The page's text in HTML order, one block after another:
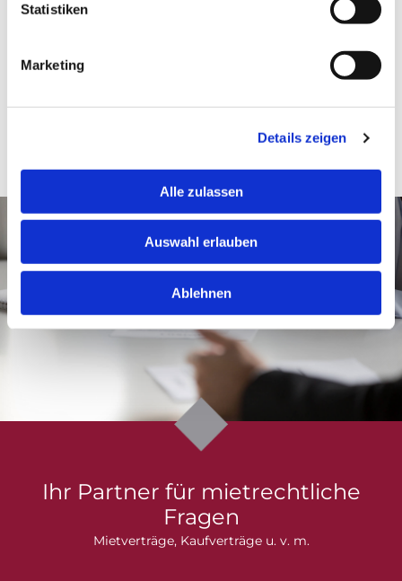
Statistiken
Marketing
Details zeigen
Alle zulassen
Auswahl erlauben
Ablehnen
Ist eine gerichtliche Auseinandersetzung
kompetent vor Gericht. Wir verteidigen Ihre Interessen
Gleichzeitig bemühen wir uns um eine
außergerichtliche Streitbeilegung, um Zeit und Kosten
Ihr Partner für mietrechtliche
Fragen
Mietverträge, Kaufverträge u. v. m.